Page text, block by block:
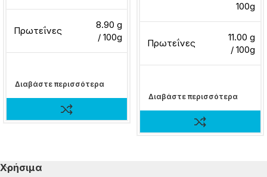
Πρωτεΐνες
8.90 g
/ 100g
Διαβάστε περισσότερα
100g
Πρωτεΐνες
11.00 g
/ 100g
Διαβάστε περισσότερα
Χρήσιμα